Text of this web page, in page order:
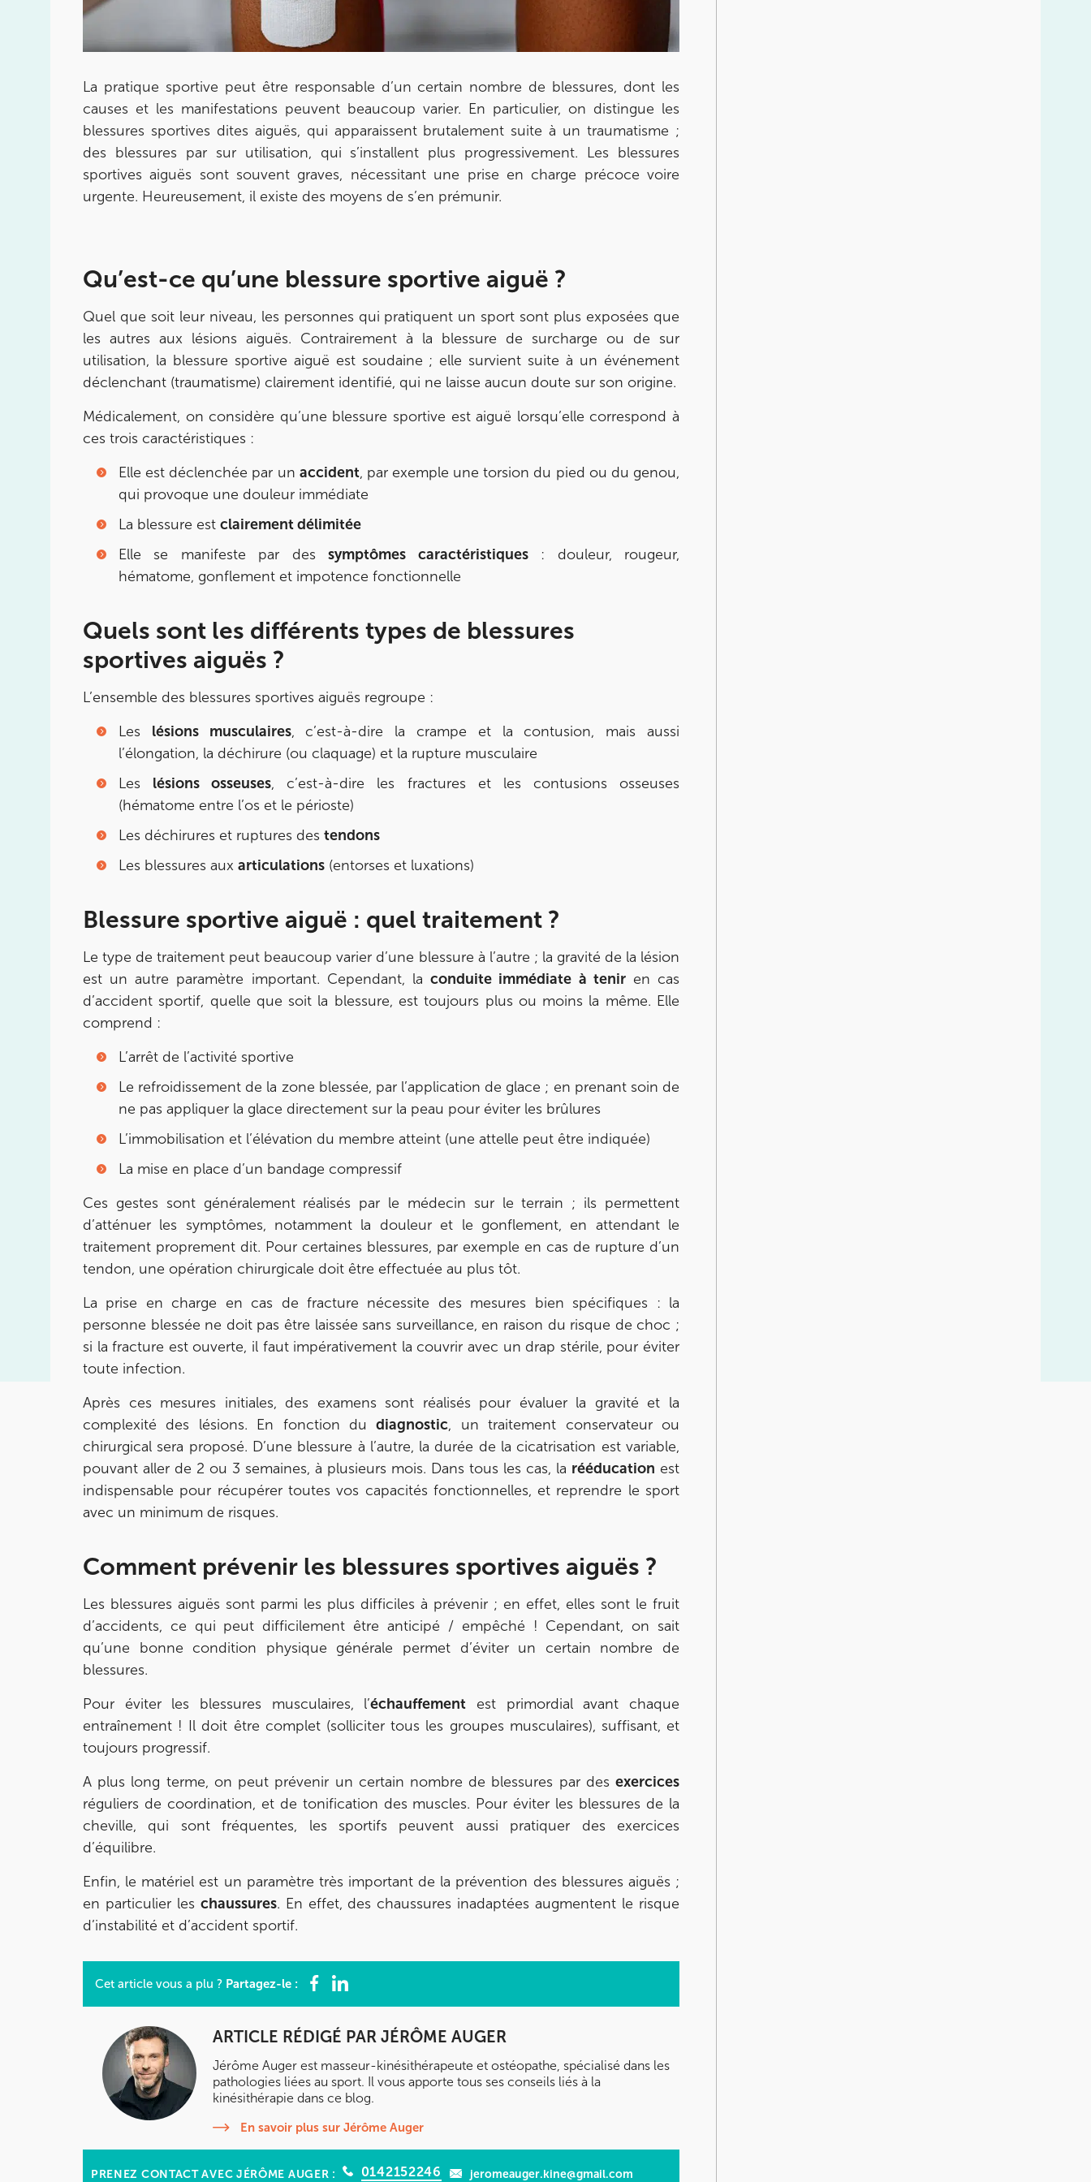
La pratique sportive peut être responsable d’un certain nombre de blessures, dont les
causes et les manifestations peuvent beaucoup varier. En particulier, on distingue les
blessures sportives dites aiguës, qui apparaissent brutalement suite à un traumatisme ;
des blessures par sur utilisation, qui s’installent plus progressivement. Les blessures
sportives aiguës sont souvent graves, nécessitant une prise en charge précoce voire
urgente. Heureusement, il existe des moyens de s’en prémunir.
Qu’est-ce qu’une blessure sportive aiguë ?
Quel que soit leur niveau, les personnes qui pratiquent un sport sont plus exposées que
les autres aux lésions aiguës. Contrairement à la blessure de surcharge ou de sur
utilisation, la blessure sportive aiguë est soudaine ; elle survient suite à un événement
déclenchant (traumatisme) clairement identifié, qui ne laisse aucun doute sur son origine.
Médicalement, on considère qu’une blessure sportive est aiguë lorsqu’elle correspond à
ces trois caractéristiques :
Elle est déclenchée par un accident, par exemple une torsion du pied ou du genou,
qui provoque une douleur immédiate
La blessure est clairement délimitée
Elle se manifeste par dessymptômes caractéristiques: douleur, rougeur,
hématome, gonflement et impotence fonctionnelle
Quels sont les différents types de blessures
sportives aiguës ?
L’ensemble des blessures sportives aiguës regroupe :
Les lésions musculaires, c’est-à-dire la crampe et la contusion, mais aussi
l’élongation, la déchirure (ou claquage) et la rupture musculaire
Les lésions osseuses, c’est-à-dire les fractures et les contusions osseuses
(hématome entre l’os et le périoste)
Les déchirures et ruptures des tendons
Les blessures aux articulations(entorses et luxations)
Blessure sportive aiguë : quel traitement ?
Le type de traitement peut beaucoup varier d’une blessure à l’autre ; la gravité de la lésion
est un autre paramètre important. Cependant, laconduite immédiate à teniren cas
d’accident sportif, quelle que soit la blessure, est toujours plus ou moins la même. Elle
comprend :
L’arrêt de l’activité sportive
Le refroidissement de la zone blessée, par l’application de glace ; en prenant soin de
ne pas appliquer la glace directement sur la peau pour éviter les brûlures
L’immobilisation et l’élévation du membre atteint (une attelle peut être indiquée)
La mise en place d’un bandage compressif
Ces gestes sont généralement réalisés par le médecin sur le terrain ; ils permettent
d’atténuer les symptômes, notamment la douleur et le gonflement, en attendant le
traitement proprement dit. Pour certaines blessures, par exemple en cas de rupture d’un
tendon, une opération chirurgicale doit être effectuée au plus tôt.
La prise en charge en cas de fracture nécessite des mesures bien spécifiques : la
personne blessée ne doit pas être laissée sans surveillance, en raison du risque de choc ;
si la fracture est ouverte, il faut impérativement la couvrir avec un drap stérile, pour éviter
toute infection.
Après ces mesures initiales, des examens sont réalisés pour évaluer la gravité et la
complexité des lésions. En fonction dudiagnostic, un traitement conservateur ou
chirurgical sera proposé. D’une blessure à l’autre, la durée de la cicatrisation est variable,
pouvant aller de 2 ou 3 semaines, à plusieurs mois. Dans tous les cas, la rééducation est
indispensable pour récupérer toutes vos capacités fonctionnelles, et reprendre le sport
avec un minimum de risques.
Comment prévenir les blessures sportives aiguës ?
Les blessures aiguës sont parmi les plus difficiles à prévenir ; en effet, elles sont le fruit
d’accidents, ce qui peut difficilement être anticipé / empêché ! Cependant, on sait
qu’une bonne condition physique générale permet d’éviter un certain nombre de
blessures.
Pour éviter les blessures musculaires, l’échauffement est primordial avant chaque
entraînement ! Il doit être complet (solliciter tous les groupes musculaires), suffisant, et
toujours progressif.
A plus long terme, on peut prévenir un certain nombre de blessures par desexercices
réguliers de coordination, et de tonification des muscles. Pour éviter les blessures de la
cheville, qui sont fréquentes, les sportifs peuvent aussi pratiquer des exercices
d’équilibre.
Enfin, le matériel est un paramètre très important de la prévention des blessures aiguës ;
en particulier les chaussures. En effet, des chaussures inadaptées augmentent le risque
d’instabilité et d’accident sportif.
Cet article vous a plu ? Partagez-le :
ARTICLE RÉDIGÉ PAR JÉRÔME AUGER
Jérôme Auger est masseur-kinésithérapeute et ostéopathe, spécialisé dans les
pathologies liées au sport. Il vous apporte tous ses conseils liés à la
kinésithérapie dans ce blog.
En savoir plus sur Jérôme Auger
PRENEZ CONTACT AVEC JÉRÔME AUGER : 0142152246 jeromeauger.kine@gmail.com
Prenez RDV sur
IK PARIS 6 – CASSETTE
1 Rue Cassette 75006 Paris
1 Rue Cassette 75006 Paris
01 42 84 06 95
3 Av. André Morizet 92100 Boulogne-Billancourt
3 Av. André Morizet 92100 Boulogne-Billancourt
01 48 25 34 79
Prenez RDV sur
IK CHÂTENAY-MALABRY
380 Av. de la Division Leclerc 92290 Châtenay-Malabry
01 43 50 05 24
Prenez RDV sur
68 Av. de Villiers 75017 Paris
01 44 90 90 40
Prenez RDV sur
Prenez RDV sur
20 Rue de la Pépinière 75008 Paris
Prenez RDV sur
PARIS 9 – PETRELLE
6 Rue Petrelle 75009 Paris
Prenez RDV sur
Prenez RDV sur
IK Paris 11
10 Rue Roubo 75011 Paris
01 83 96 48 65
Prenez RDV sur
Prenez RDV sur
IK VANVES
5 Rue Monge 92170 Vanves
Prenez RDV sur
Prenez RDV sur
IK SAINT-GERMAIN
199 Bd Saint-Germain 75007 Paris
01 43 25 10 20
Prenez RDV sur
Prenez RDV sur
IK BOIS COLOMBES
1 Rue Mertens 92600 Bois-Colombes
1 Rue Mertens 92600 Bois-Colombes
01 43 50 50 81
Prenez RDV sur
Prenez RDV sur
IK OLYMPE SANTE ANTONY
28 Rue Velpeau 92160 Antony
28 Rue Velpeau 92160 Antony
01 76 21 71 41
Prenez RDV sur
74 Bd Haussmann 75008 Paris
74 Bd Haussmann 75008 Paris
01 44 71 93 74
Prenez RDV sur